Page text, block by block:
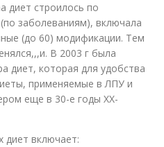
диет строилось по
заболеваниям), включала
(до 60) модификации. Тем
В 2003 г была
диет, которая для удобства
применяемые в ЛПУ и
еще в 30-е годы XX-
диет включает: